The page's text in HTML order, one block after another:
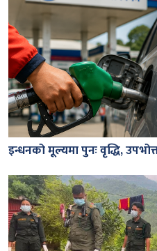
इन्धनको मूल्यमा पुनः वृद्धि,